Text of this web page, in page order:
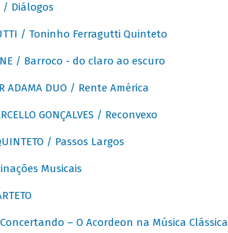
/ Diálogos
/ Toninho Ferragutti Quinteto
/ Barroco - do claro ao escuro
ADAMA DUO / Rente América
GONÇALVES / Reconvexo
/ Passos Largos
Musicais
Concertando – O Acordeon na Música Clássica